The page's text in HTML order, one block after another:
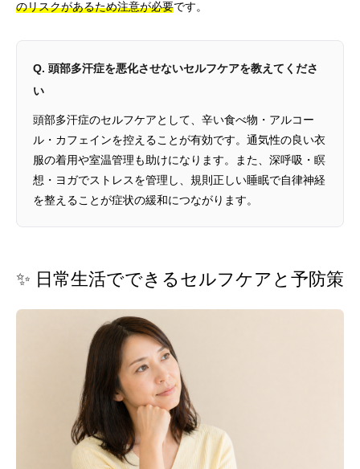
のリスクがあるため注意が必要です。
Q. 頭部多汗症を悪化させないセルフケアを教えてくださ
い
頭部多汗症のセルフケアとして、辛い食べ物・アルコー
ル・カフェインを控えることが有効です。通気性の良い衣
服の着用や室温管理も助けになります。また、深呼吸・瞑
想・ヨガでストレスを管理し、規則正しい睡眠で自律神経
を整えることが症状の緩和につながります。
✨ 日常生活でできるセルフケアと予防策